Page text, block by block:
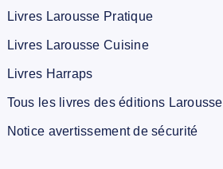
Livres Larousse Pratique
Livres Larousse Cuisine
Livres Harraps
Tous les livres des éditions Larousse
Notice avertissement de sécurité